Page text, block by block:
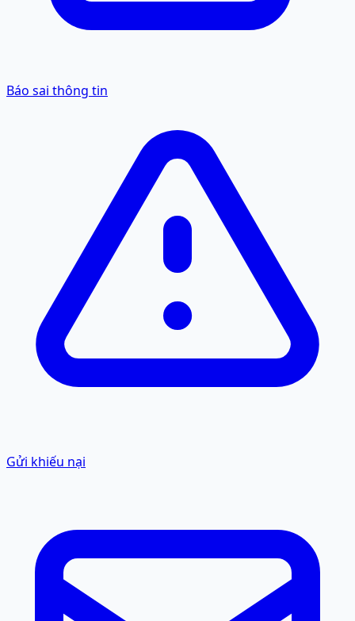
Báo sai thông tin
Gửi khiếu nại